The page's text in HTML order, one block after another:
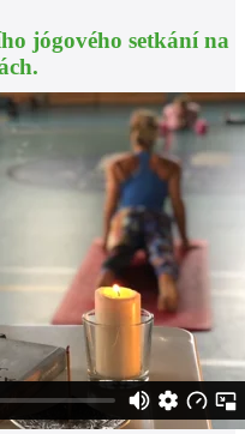
jógového setkání na